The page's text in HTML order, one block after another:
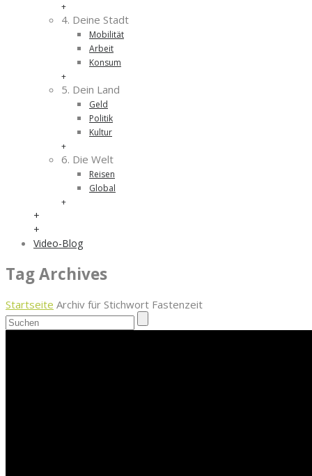
+
4. Deine Stadt
Mobilität
Arbeit
Konsum
+
5. Dein Land
Geld
Politik
Kultur
+
6. Die Welt
Reisen
Global
+
+
+
Video-Blog
Tag Archives
Startseite Archiv für Stichwort Fastenzeit